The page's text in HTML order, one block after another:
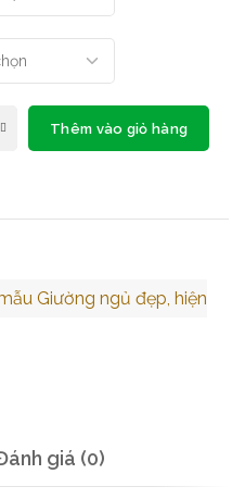
Thêm vào giỏ hàng
Giường ngủ đẹp, hiện
giá (0)